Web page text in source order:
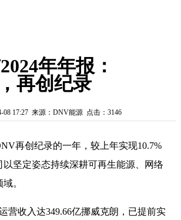
年年报：
再创纪录
08 17:27 来源：DNV能源 点击：3146
再创纪录的一年，较上年实现10.7%
以坚定姿态持续深耕可再生能源、网络
。
营收入达349.66亿挪威克朗，已提前实